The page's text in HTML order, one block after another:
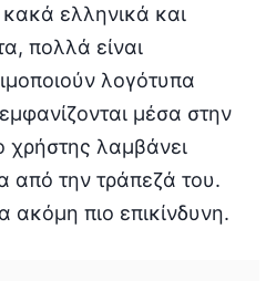
ελληνικά και
πολλά είναι
λογότυπα
μέσα στην
χρήστης λαμβάνει
από την τράπεζά του.
ακόμη πιο επικίνδυνη.